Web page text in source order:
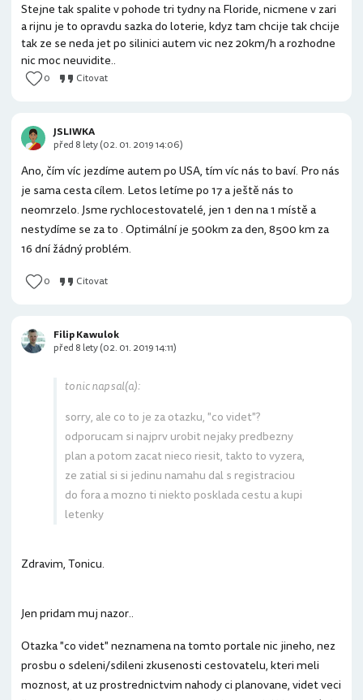
Stejne tak spalite v pohode tri tydny na Floride, nicmene v zari
a rijnu je to opravdu sazka do loterie, kdyz tam chcije tak chcije
tak ze se neda jet po silinici autem vic nez 20km/h a rozhodne
nic moc neuvidite..
0 Citovat
Ano, čím víc jezdíme autem po USA, tím víc nás to baví. Pro nás
je sama cesta cílem. Letos letíme po 17 a ještě nás to
neomrzelo. Jsme rychlocestovatelé, jen 1 den na 1 místě a
nestydíme se za to . Optimální je 500km za den, 8500 km za
16 dní žádný problém.
0 Citovat
JSLIWKA
před 8 lety (02. 01. 2019 14:06)
tonic napsal(a):
sorry, ale co to je za otazku, "co videt"?
odporucam si najprv urobit nejaky predbezny
plan a potom zacat nieco riesit, takto to vyzera,
ze zatial si si jedinu namahu dal s registraciou
do fora a mozno ti niekto posklada cestu a kupi
letenky
Zdravim, Tonicu.
Jen pridam muj nazor..
Otazka "co videt" neznamena na tomto portale nic jineho, nez
prosbu o sdeleni/sdileni zkusenosti cestovatelu, kteri meli
moznost, at uz prostrednictvim nahody ci planovane, videt veci
Filip Kawulok
před 8 lety (02. 01. 2019 14:11)